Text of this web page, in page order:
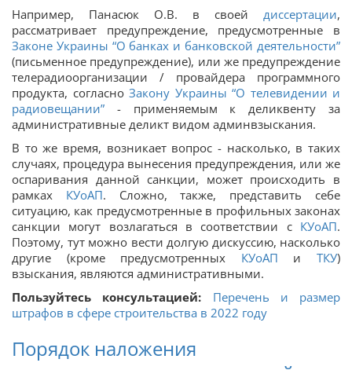
Например, Панасюк О.В. в своей диссертации,
рассматривает предупреждение, предусмотренные в
Законе Украины “О банках и банковской деятельности”
(письменное предупреждение), или же предупреждение
телерадиоорганизации / провайдера программного
продукта, согласно Закону Украины “О телевидении и
радиовещании” - применяемым к деликвенту за
административные деликт видом админвзыскания.
В то же время, возникает вопрос - насколько, в таких
случаях, процедура вынесения предупреждения, или же
оспаривания данной санкции, может происходить в
рамках КУоАП. Сложно, также, представить себе
ситуацию, как предусмотренные в профильных законах
санкции могут возлагаться в соответствии с КУоАП.
Поэтому, тут можно вести долгую дискуссию, насколько
другие (кроме предусмотренных КУоАП иТКУ)
взыскания, являются административными.
Пользуйтесь консультацией:
Перечень и размер
штрафов в сфере строительства в 2022 году
Порядок наложения